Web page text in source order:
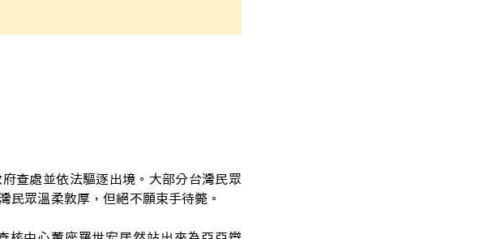
查處並依法驅逐出境。大部分台灣民眾
民眾溫柔敦厚，但絕不願束手待斃。